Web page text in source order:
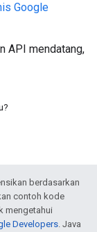
Google
API mendatang,
berdasarkan
contoh kode
mengetahui
Developers. Java